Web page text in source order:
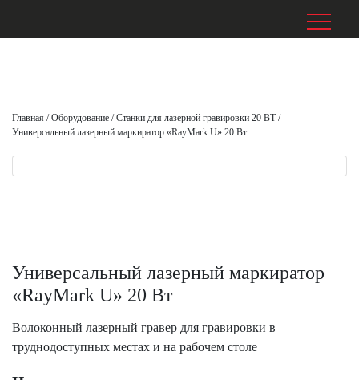
Главная / Оборудование / Станки для лазерной гравировки 20 ВТ /
Универсальный лазерный маркиратор «RayMark U» 20 Вт
Универсальный лазерный маркиратор
«RayMark U» 20 Вт
Волоконный лазерный гравер для гравировки в
труднодоступных местах и на рабочем столе